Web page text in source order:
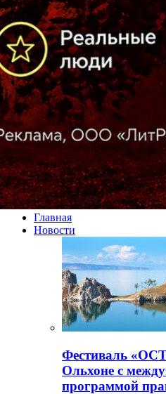
Главная
Новости
Фестиваль
Ольхоне с
программой